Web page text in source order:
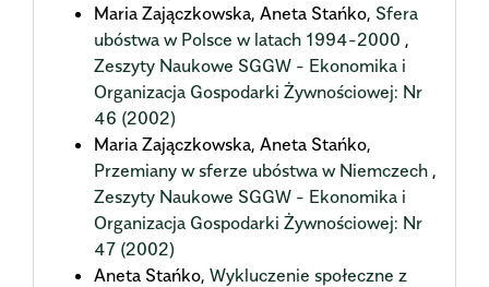
Maria Zajączkowska, Aneta Stańko, Sfera
ubóstwa w Polsce w latach 1994-2000 ,
Zeszyty Naukowe SGGW - Ekonomika i
Organizacja Gospodarki Żywnościowej: Nr
46 (2002)
Maria Zajączkowska, Aneta Stańko,
Przemiany w sferze ubóstwa w Niemczech ,
Zeszyty Naukowe SGGW - Ekonomika i
Organizacja Gospodarki Żywnościowej: Nr
47 (2002)
Aneta Stańko, Wykluczenie społeczne z